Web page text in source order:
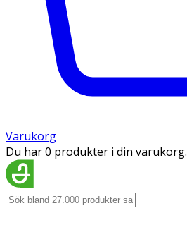
Varukorg
Du har 0 produkter i din varukorg.